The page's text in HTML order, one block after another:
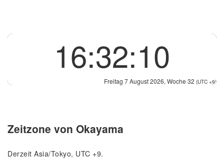
16:32:10
Freitag 7 August 2026, Woche 32 (UTC +9)
Zeitzone von Okayama
Derzeit Asia/Tokyo, UTC +9.